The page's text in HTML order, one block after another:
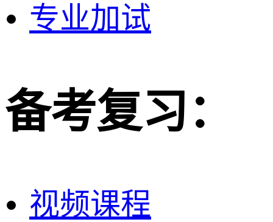
专业加试
备考复习：
视频课程